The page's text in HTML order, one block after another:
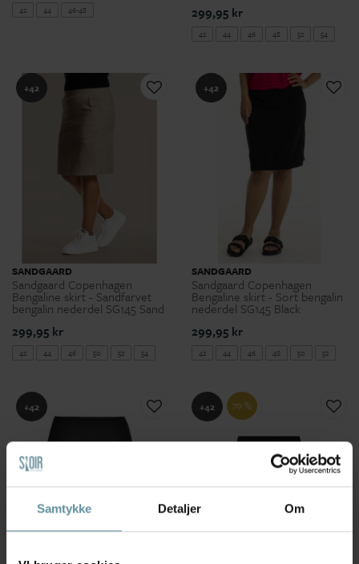
Samtykke Detaljer Om
42 44 46-48
299,95 kr
42 44 46 48 52 54
+42
SANDGAARD
Sandgaard Copenhagen
Bengaline skirt - Sandfarvet
bengalin nederdel SG145 Sand
299,95 kr
42 44 46 50 52 54
+42
SANDGAARD
Sandgaard Copenhagen
Bengaline skirt - Sort bengalin
nederdel SG145 Black
299,95 kr
42 44 46 48 50
52
+42 +42 70 %